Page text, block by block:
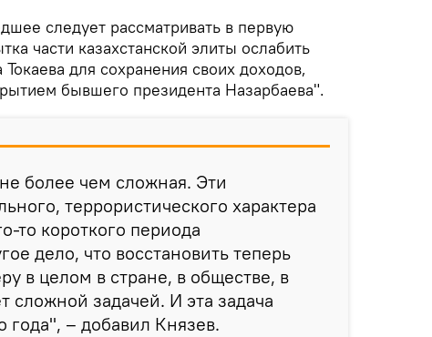
следует рассматривать в первую
части казахстанской элиты ослабить
для сохранения своих доходов,
бывшего президента Назарбаева".
более чем сложная. Эти
террористического характера
то короткого периода
дело, что восстановить теперь
в целом в стране, в обществе, в
сложной задачей. И эта задача
года", – добавил Князев.